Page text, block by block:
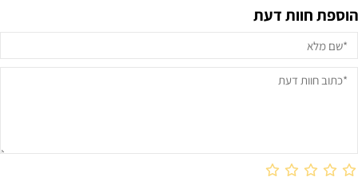
הוספת חוות דעת